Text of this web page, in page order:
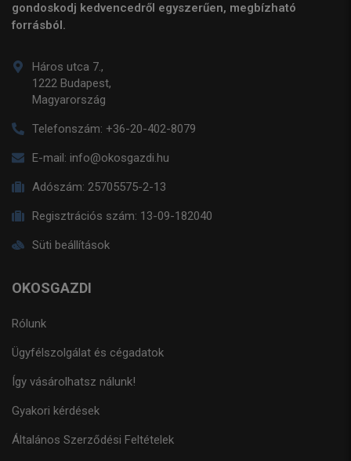
gondoskodj kedvencedről egyszerűen, megbízható
forrásból.
Háros utca 7.,
1222 Budapest,
Magyarország
Telefonszám: +36-20-402-8079
E-mail: info@okosgazdi.hu
Adószám: 25705575-2-13
Regisztrációs szám: 13-09-182040
Süti beállítások
OKOSGAZDI
Rólunk
Ügyfélszolgálat és cégadatok
Így vásárolhatsz nálunk!
Gyakori kérdések
Általános Szerződési Feltételek